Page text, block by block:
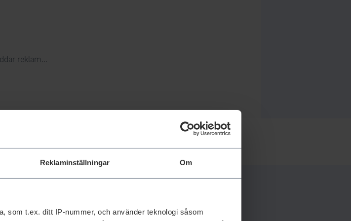
Reklaminställningar Om
som t.ex. ditt IP-nummer, och använder teknologi såsom
reklam...